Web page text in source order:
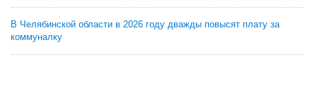
В Челябинской области в 2026 году дважды повысят плату за
коммуналку